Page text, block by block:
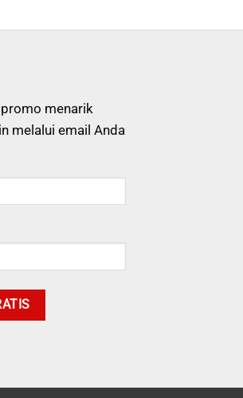
menarik
melalui email Anda